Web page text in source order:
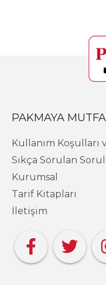
PAKMAYA
Kullanım
Sıkça Sorulan
Kurumsal
Tarif Kitapları
İletişim